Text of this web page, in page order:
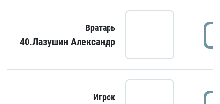
Вратарь
40.Лазушин Александр
Игрок